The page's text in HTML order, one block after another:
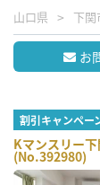
山口県 下関
お
割引キャンペー
Kマンスリー下
(No.392980)